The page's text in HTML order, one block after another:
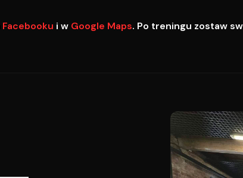
Facebooku i w Google Maps. Po treningu zostaw